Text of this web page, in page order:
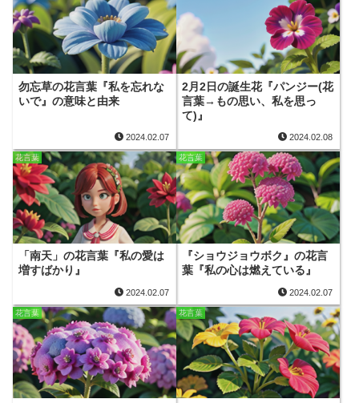
勿忘草の花言葉『私を忘れな
いで』の意味と由来
2024.02.07
2月2日の誕生花『パンジー(花
言葉→もの思い、私を思っ
て)』
2024.02.08
花言葉
「南天」の花言葉『私の愛は
増すばかり』
2024.02.07
花言葉
『ショウジョウボク』の花言
葉『私の心は燃えている』
2024.02.07
花言葉 花言葉